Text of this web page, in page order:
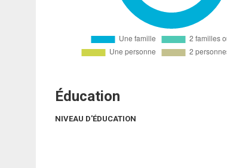
Éducation
NIVEAU D'ÉDUCATION